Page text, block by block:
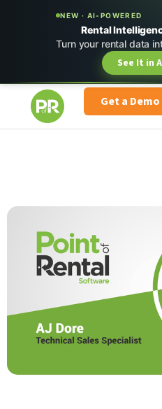
NEW · AI-POWERED
Rental
Turn your rental data
See It in
Get a Demo